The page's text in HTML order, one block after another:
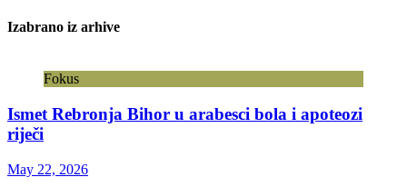
Izabrano iz arhive
Fokus
Ismet Rebronja Bihor u arabesci bola i apoteozi
riječi
May 22, 2026